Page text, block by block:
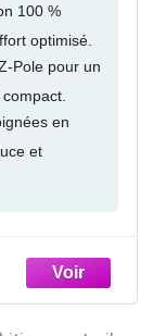
100 %
optimisé.
Pole pour un
en
et